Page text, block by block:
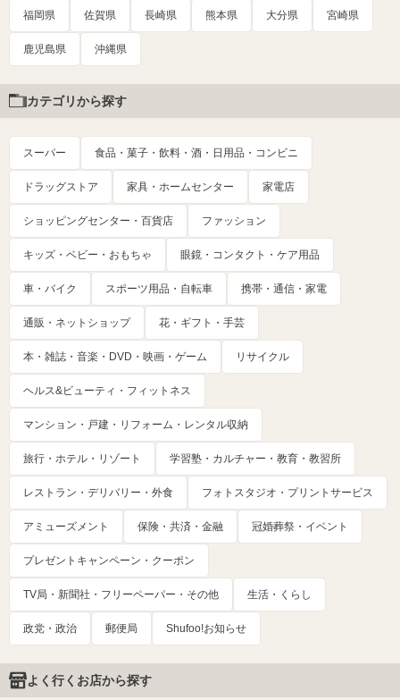
福岡県 佐賀県 長崎県 熊本県 大分県 宮崎県
鹿児島県 沖縄県
カテゴリから探す
スーパー 食品・菓子・飲料・酒・日用品・コンビニ
ドラッグストア 家具・ホームセンター 家電店
ショッピングセンター・百貨店 ファッション
キッズ・ベビー・おもちゃ 眼鏡・コンタクト・ケア用品
車・バイク スポーツ用品・自転車 携帯・通信・家電
通販・ネットショップ 花・ギフト・手芸
本・雑誌・音楽・DVD・映画・ゲーム リサイクル
ヘルス&ビューティ・フィットネス
マンション・戸建・リフォーム・レンタル収納
旅行・ホテル・リゾート 学習塾・カルチャー・教育・教習所
レストラン・デリバリー・外食 フォトスタジオ・プリントサービス
アミューズメント 保険・共済・金融 冠婚葬祭・イベント
プレゼントキャンペーン・クーポン
TV局・新聞社・フリーペーパー・その他 生活・くらし
政党・政治 郵便局 Shufoo!お知らせ
よく行くお店から探す